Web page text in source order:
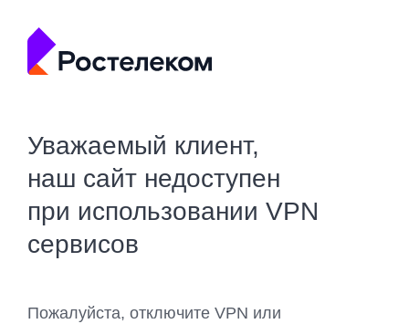
Уважаемый клиент,
наш сайт недоступен
при использовании VPN
сервисов
Пожалуйста, отключите VPN или